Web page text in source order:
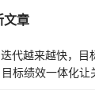
文章
代越来越快，目
标绩效一体化让